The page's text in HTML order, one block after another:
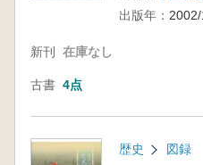
出版年：
新刊 在庫なし
古書 4点
歴史 図録